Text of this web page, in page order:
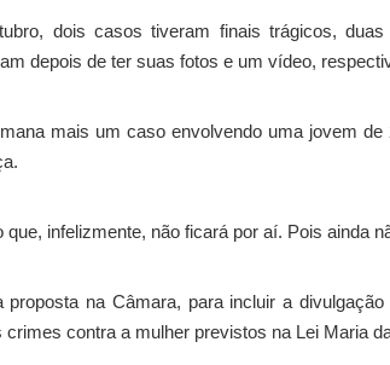
dois casos tiveram finais trágicos,
depois de ter suas fotos e um vídeo,
mais um caso envolvendo uma jovem
que, infelizmente, não ficará por aí. Pois ainda
proposta na Câmara, para incluir a
crimes contra a mulher previstos na Lei Maria